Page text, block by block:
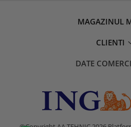
MAGAZINUL
CLIENTI
DATE